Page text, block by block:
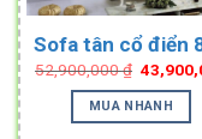
Sofa tân cổ điển
52,900,000₫ Original
price
was:
MUA NHANH